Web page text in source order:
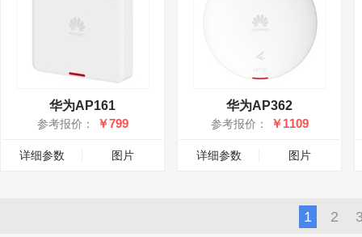
华为AP161
参考报价： ￥799
详细参数 图片
华为AP362
参考报价： ￥1109
详细参数 图片
1 2